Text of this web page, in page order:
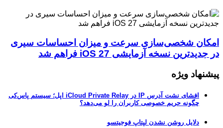
امکان شخصی‌سازی سرعت و میزان احساسات سیری
در جدیدترین نسخه آزمایشی iOS 27 فراهم شد
پیشنهاد ویژه
افشای نشت آدرس IP در iCloud Private Relay اپل؛ سیستم پاس‌کی
چگونه حریم خصوصی کاربران را لو می‌دهد؟
دلایل روشن نشدن لپتاپ فوجیتسو